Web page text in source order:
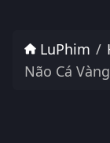
LuPhim
Não Cá Vàng